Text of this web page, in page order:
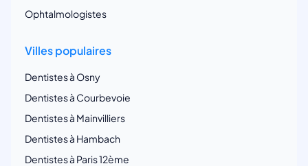
Ophtalmologistes
Villes populaires
Dentistes à Osny
Dentistes à Courbevoie
Dentistes à Mainvilliers
Dentistes à Hambach
Dentistes à Paris 12ème